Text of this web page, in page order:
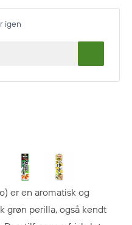
er en aromatisk og
grøn perilla, også kendt
igen